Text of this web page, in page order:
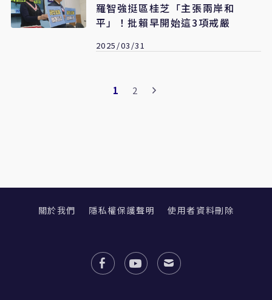
羅智強挺區桂芝「主張兩岸和
平」！批賴早開始這3項戒嚴
2025/03/31
1 2
關於我們 隱私權保護聲明 使用者資料刪除